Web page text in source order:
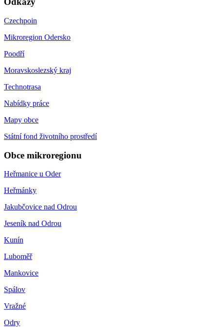
Czechpoin
Mikroregion Odersko
Poodří
Moravskoslezský kraj
Technotrasa
Nabídky práce
Mapy obce
Státní fond životního prostředí
Obce mikroregionu
Heřmanice u Oder
Heřmánky
Jakubčovice nad Odrou
Jeseník nad Odrou
Kunín
Luboměř
Mankovice
Spálov
Vražné
Odry